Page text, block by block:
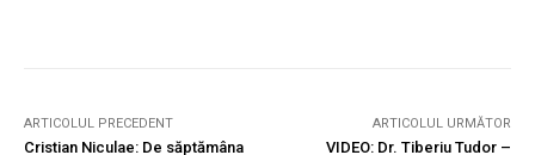
ARTICOLUL PRECEDENT
Cristian Niculae: De săptămâna
ARTICOLUL URMĂTOR
VIDEO: Dr. Tiberiu Tudor –